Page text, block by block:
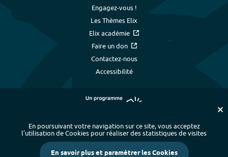
Engagez-vous !
Les Thèmes Elix
Elix académie
Faire un don
Contactez-nous
Accessibilité
Plan du site - Index alphabétique
-
Mentions légales et données personnelles
- Paramétrer les cookies
En poursuivant votre navigation sur ce site, vous acceptez
l’utilisation de Cookies pour réaliser des statistiques de visites
En savoir plus et paramétrer les Cookies